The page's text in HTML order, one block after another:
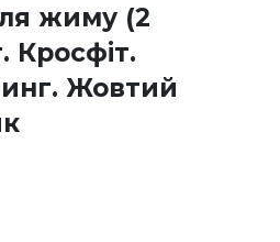
жиму (2
Кросфіт.
Жовтий